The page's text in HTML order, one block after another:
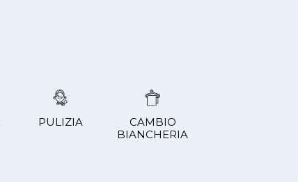
PULIZIA
CAMBIO
BIANCHERIA